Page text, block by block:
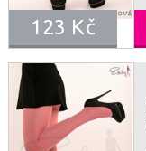
123 Kč